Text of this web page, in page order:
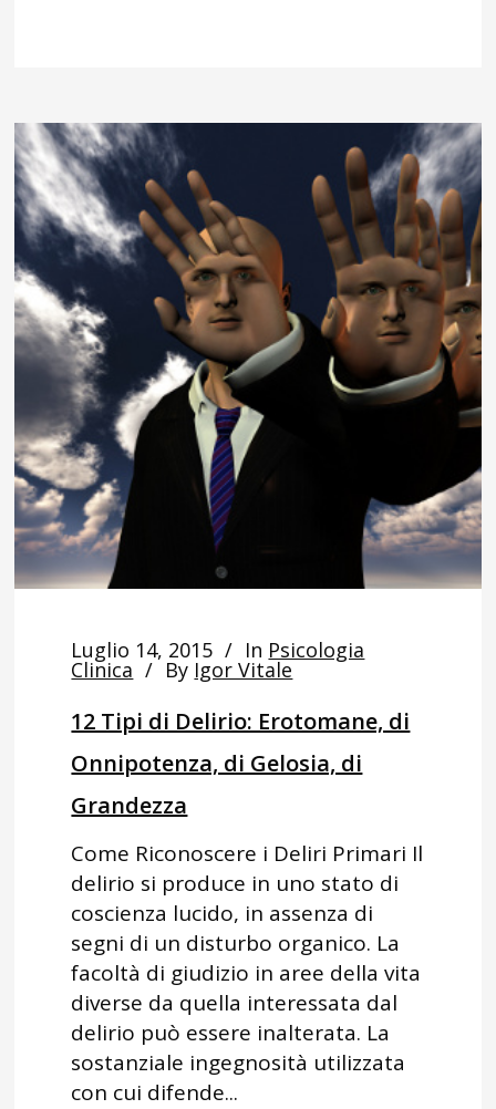
Luglio 14, 2015 In Psicologia
Clinica By Igor Vitale
12 Tipi di Delirio: Erotomane, di
Onnipotenza, di Gelosia, di
Grandezza
Come Riconoscere i Deliri Primari Il
delirio si produce in uno stato di
coscienza lucido, in assenza di
segni di un disturbo organico. La
facoltà di giudizio in aree della vita
diverse da quella interessata dal
delirio può essere inalterata. La
sostanziale ingegnosità utilizzata
con cui difende...